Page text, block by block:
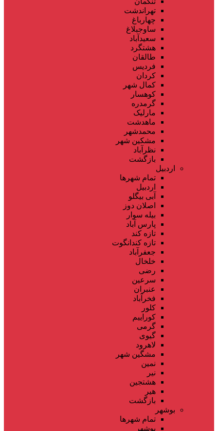
تهراندشت
چهارباغ
ساوجبلاغ
سعیدآباد
هشتگرد
طالقان
فردیس
کردان
کمال شهر
کوهسار
گرمدره
مارلیک
ماهدشت
محمدشهر
مشکین شهر
نظرآباد
بازگشت
اردبیل
تمام شهر‌ها
اردبیل
آبی بیگلو
اصلان دوز
بیله سوار
پارس آباد
تازه کند
تازه کندانگوت
جعفرآباد
خلخال
رضی
سرعین
عنبران
فخرآباد
کلور
کوراییم
گرمی
گیوی
لاهرود
مشگین شهر
نمین
نیر
هشتجین
هیر
بازگشت
بوشهر
تمام شهر‌ها
بوشهر